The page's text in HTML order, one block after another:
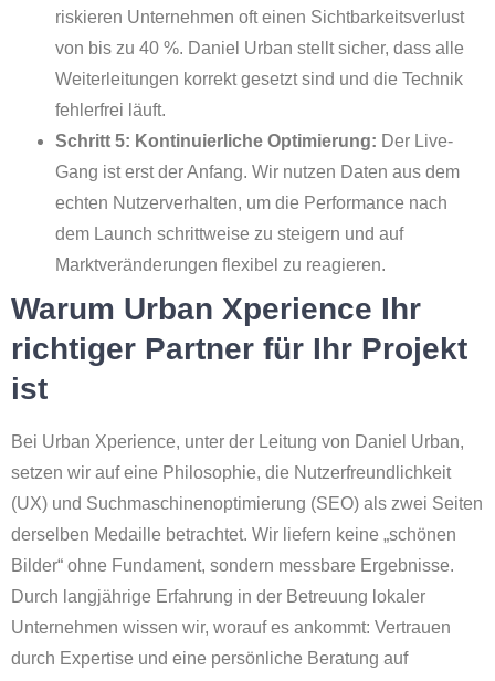
riskieren Unternehmen oft einen Sichtbarkeitsverlust
von bis zu 40 %. Daniel Urban stellt sicher, dass alle
Weiterleitungen korrekt gesetzt sind und die Technik
fehlerfrei läuft.
Schritt 5: Kontinuierliche Optimierung: Der Live-
Gang ist erst der Anfang. Wir nutzen Daten aus dem
echten Nutzerverhalten, um die Performance nach
dem Launch schrittweise zu steigern und auf
Marktveränderungen flexibel zu reagieren.
Warum Urban Xperience Ihr
richtiger Partner für Ihr Projekt
ist
Bei Urban Xperience, unter der Leitung von Daniel Urban,
setzen wir auf eine Philosophie, die Nutzerfreundlichkeit
(UX) und Suchmaschinenoptimierung (SEO) als zwei Seiten
derselben Medaille betrachtet. Wir liefern keine „schönen
Bilder“ ohne Fundament, sondern messbare Ergebnisse.
Durch langjährige Erfahrung in der Betreuung lokaler
Unternehmen wissen wir, worauf es ankommt: Vertrauen
durch Expertise und eine persönliche Beratung auf